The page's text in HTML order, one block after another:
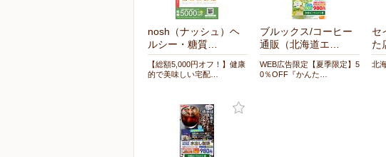
nosh（ナッシュ）ヘ
ルシー・糖質…
【総額5,000円オフ！】健康
的で美味しい宅配…
ブルックス/コーヒー
通販（北海道エ…
WEB広告限定【夏季限定】5
0％OFF『かんた…
セ
た
北